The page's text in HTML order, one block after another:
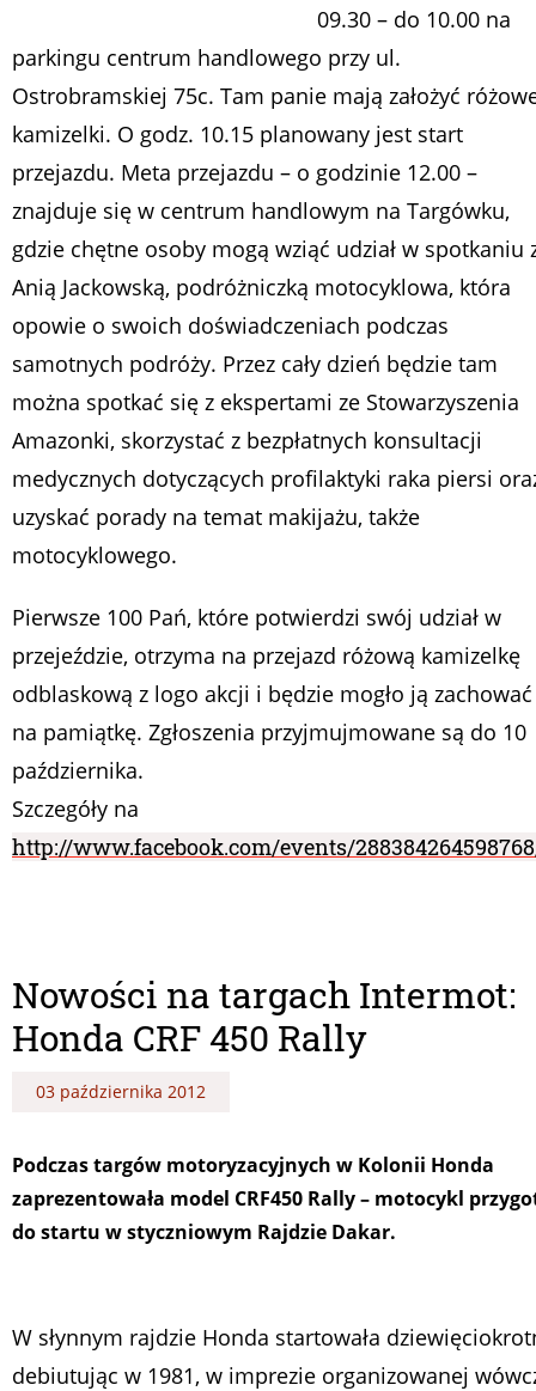
09.30 – do 10.00 na
parkingu centrum handlowego przy ul.
Ostrobramskiej 75c. Tam panie mają założyć
kamizelki. O godz. 10.15 planowany jest start
przejazdu. Meta przejazdu – o godzinie 12.00 –
znajduje się w centrum handlowym na Targówku,
gdzie chętne osoby mogą wziąć udział w spotkaniu
Anią Jackowską, podróżniczką motocyklowa, która
opowie o swoich doświadczeniach podczas
samotnych podróży. Przez cały dzień będzie tam
można spotkać się z ekspertami ze Stowarzyszenia
Amazonki, skorzystać z bezpłatnych konsultacji
medycznych dotyczących profilaktyki raka piersi
uzyskać porady na temat makijażu, także
motocyklowego.
Pierwsze 100 Pań, które potwierdzi swój udział w
przejeździe, otrzyma na przejazd różową kamizelkę
odblaskową z logo akcji i będzie mogło ją zachować
na pamiątkę. Zgłoszenia przyjmujmowane są do 10
października.
Szczegóły na
http://www.facebook.com/events/
Nowości na targach Intermot:
Honda CRF 450 Rally
03 października 2012
Podczas targów motoryzacyjnych w Kolonii Honda
zaprezentowała model CRF450 Rally – motocykl
do startu w styczniowym Rajdzie Dakar.
W słynnym rajdzie Honda startowała
debiutując w 1981, w imprezie organizowanej